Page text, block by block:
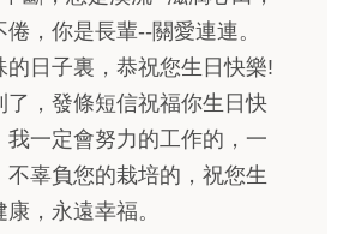
，你是長輩--關愛連連。
的日子裏，恭祝您生日快樂!
了，發條短信祝福你生日快
我一定會努力的工作的，一
不辜負您的栽培的，祝您生
，永遠幸福。